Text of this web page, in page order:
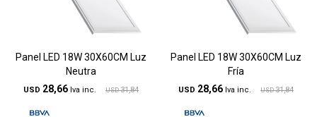
Panel LED 18W 30X60CM Luz
Neutra
USD 28,66 USD 31,84
Panel LED 18W 30X60CM Luz
Fría
USD 28,66 USD 31,84